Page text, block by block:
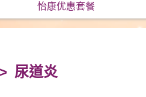
怡康优惠套餐
尿道炎